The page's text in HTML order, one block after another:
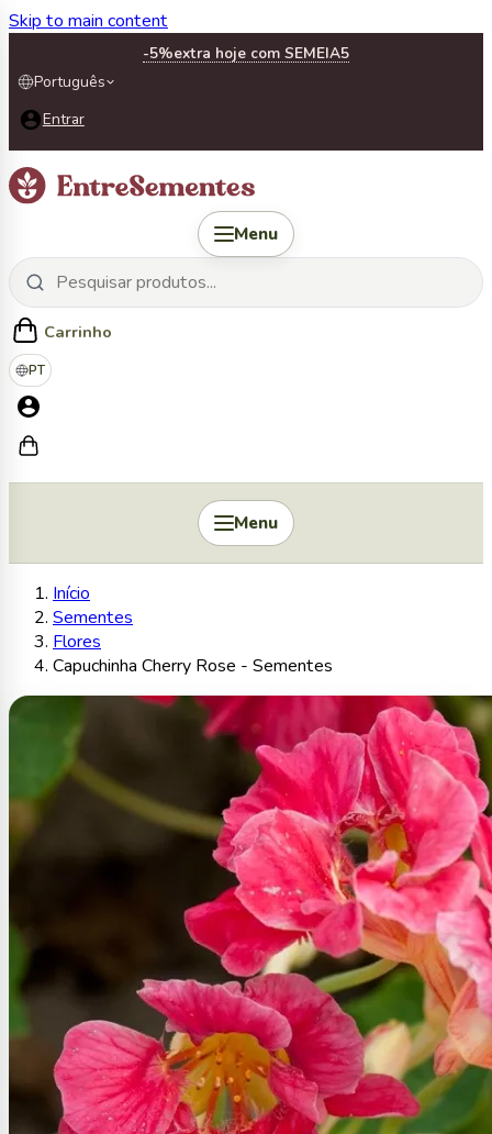
Skip to main content
-5%extra hoje com SEMEIA5
Português
Entrar
Menu
Carrinho
PT
Menu
Início
Sementes
Flores
Capuchinha Cherry Rose - Sementes